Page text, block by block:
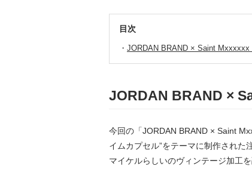
目次
JORDAN BRAND × Saint Mxxxxxx
JORDAN BRAND ×
今回の「JORDAN BRAND × Saint
イムカプセル”をテーマに制作された
マイケルらしいのヴィンテージ加工